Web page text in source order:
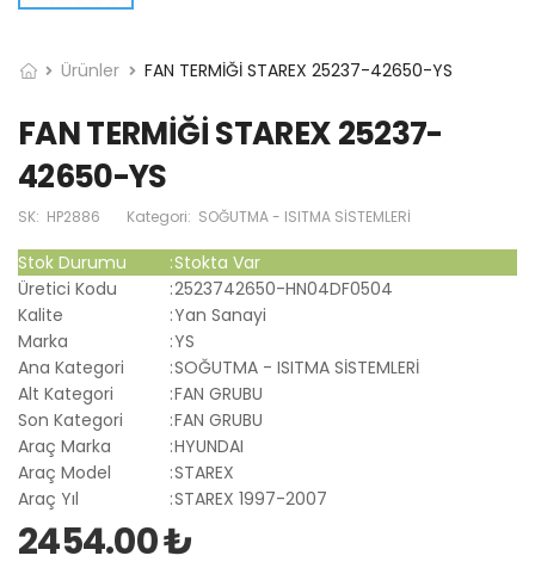
Ürünler FAN TERMİĞİ STAREX 25237-42650-YS
FAN TERMİĞİ STAREX 25237-
42650-YS
SK: HP2886 Kategori: SOĞUTMA - ISITMA SİSTEMLERİ
Stok Durumu :Stokta Var
Üretici Kodu
:2523742650-HN04DF0504
Kalite
:Yan Sanayi
Marka
:YS
Ana Kategori
:SOĞUTMA - ISITMA SİSTEMLERİ
Alt Kategori
:FAN GRUBU
Son Kategori
:FAN GRUBU
Araç Marka
:HYUNDAI
Araç Model
:STAREX
Araç Yıl
:STAREX 1997-2007
2454.00 ₺